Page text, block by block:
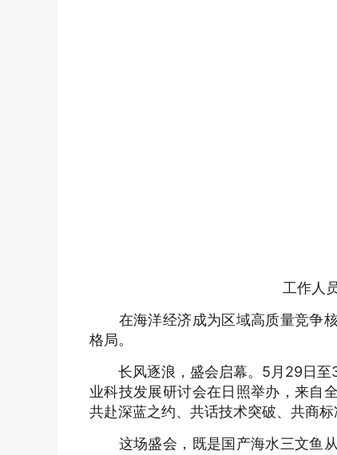
工作人员
在海洋经济成为区域高质量竞争核
格局。
长风逐浪，盛会启幕。5月29日至
业科技发展研讨会在日照举办，来自
共赴深蓝之约、共话技术突破、共商标
这场盛会，既是国产海水三文鱼从